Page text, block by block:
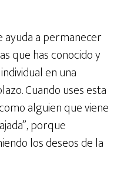
a permanecer
que has conocido y
en una
Cuando uses esta
alguien que viene
porque
los deseos de la